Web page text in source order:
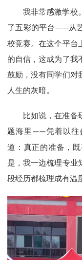
我非常感激学校
了五彩的平台 ——从
校竞赛。在这个平台
的自信，这成为了我
鼓励，没有同学们对
人生的灰暗。
比如说，在准备
题海里 ——凭着以往
道：真正的准备，
是，我一边梳理专业
段经历都梳理成有温